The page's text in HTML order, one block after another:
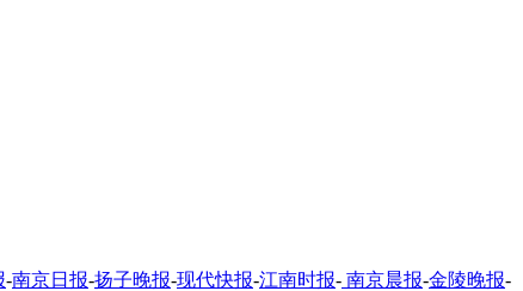
-南京日报-扬子晚报-现代快报-江南时报- 南京晨报-金陵晚报-